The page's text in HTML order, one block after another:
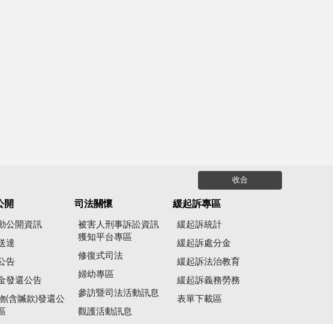
收合
開
公開資訊
達
告
發還公告
(含贓款)發還公
司法關懷
被害人刑事訴訟資訊
獲知平台專區
修復式司法
婦幼專區
參訪暨司法活動訊息
觀護活動訊息
緩起訴專區
緩起訴統計
緩起訴處分金
緩起訴法治教育
緩起訴義務勞務
表單下載區